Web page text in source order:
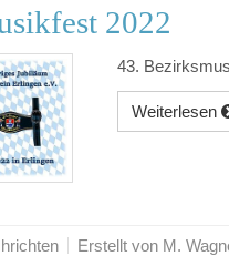
2022
43.
Weiterlesen
Erstellt von M.